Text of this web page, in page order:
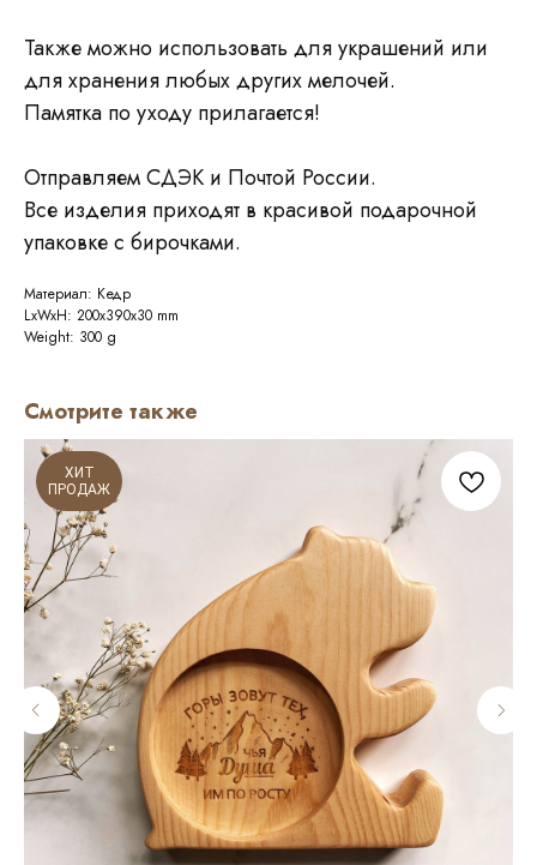
Также можно использовать для украшений или
для хранения любых других мелочей.
Памятка по уходу прилагается!
Отправляем СДЭК и Почтой России.
Все изделия приходят в красивой подарочной
упаковке с бирочками.
Материал: Кедр
LxWxH: 200x390x30 mm
Weight: 300 g
Смотрите также
ХИТ
ПРОДАЖ